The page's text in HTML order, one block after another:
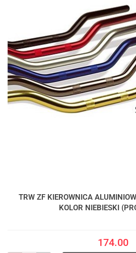
TRW ZF KIEROWNICA
KOLOR NIEBIESKI
174.00